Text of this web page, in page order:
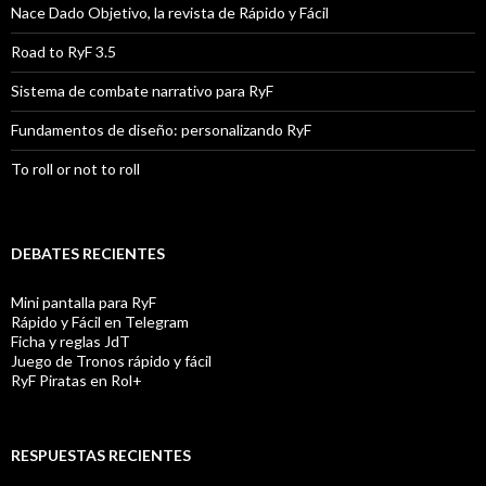
Nace Dado Objetivo, la revista de Rápido y Fácil
Road to RyF 3.5
Sistema de combate narrativo para RyF
Fundamentos de diseño: personalizando RyF
To roll or not to roll
DEBATES RECIENTES
Mini pantalla para RyF
Rápido y Fácil en Telegram
Ficha y reglas JdT
Juego de Tronos rápido y fácil
RyF Piratas en Rol+
RESPUESTAS RECIENTES